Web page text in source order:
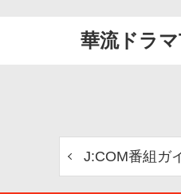
華流ドラ
J:COM番組ガ